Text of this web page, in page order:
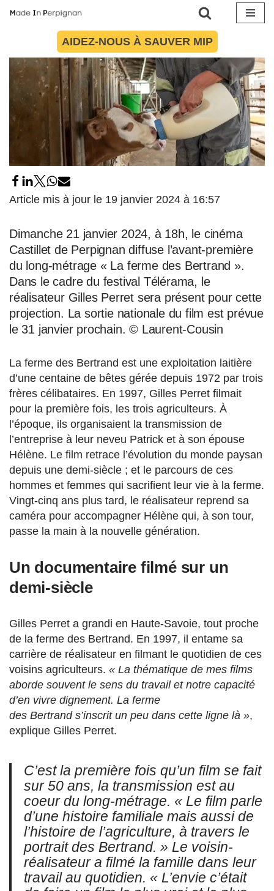
contenu
AIDEZ-NOUS À SAUVER MIP
Article mis à jour le 19 janvier 2024 à 16:57
Dimanche 21 janvier 2024, à 18h, le cinéma
Castillet de Perpignan diffuse l’avant-première
du long-métrage « La ferme des Bertrand ».
Dans le cadre du festival Télérama, le
réalisateur Gilles Perret sera présent pour cette
projection. La sortie nationale du film est prévue
le 31 janvier prochain. © Laurent-Cousin
La ferme des Bertrand est une exploitation laitière
d’une centaine de bêtes gérée depuis 1972 par trois
frères célibataires. En 1997, Gilles Perret filmait
pour la première fois, les trois agriculteurs. À
l’époque, ils organisaient la transmission de
l’entreprise à leur neveu Patrick et à son épouse
Hélène. Le film retrace l’évolution du monde paysan
depuis une demi-siècle ; et le parcours de ces
hommes et femmes qui sacrifient leur vie à la ferme.
Vingt-cinq ans plus tard, le réalisateur reprend sa
caméra pour accompagner Hélène qui, à son tour,
passe la main à la nouvelle génération.
Un documentaire filmé sur un
demi-siècle
Gilles Perret a grandi en Haute-Savoie, tout proche
de la ferme des Bertrand. En 1997, il entame sa
carrière de réalisateur en filmant le quotidien de ces
voisins agriculteurs. « La thématique de mes films
aborde souvent le sens du travail et notre capacité
d’en vivre dignement. La ferme
des Bertrand s’inscrit un peu dans cette ligne là »,
explique Gilles Perret.
C’est la première fois qu’un film se fait
sur 50 ans, la transmission est au
coeur du long-métrage. « Le film parle
d’une histoire familiale mais aussi de
l’histoire de l’agriculture, à travers le
portrait des Bertrand. » Le voisin-
réalisateur a filmé la famille dans leur
travail au quotidien. « L’envie c’était